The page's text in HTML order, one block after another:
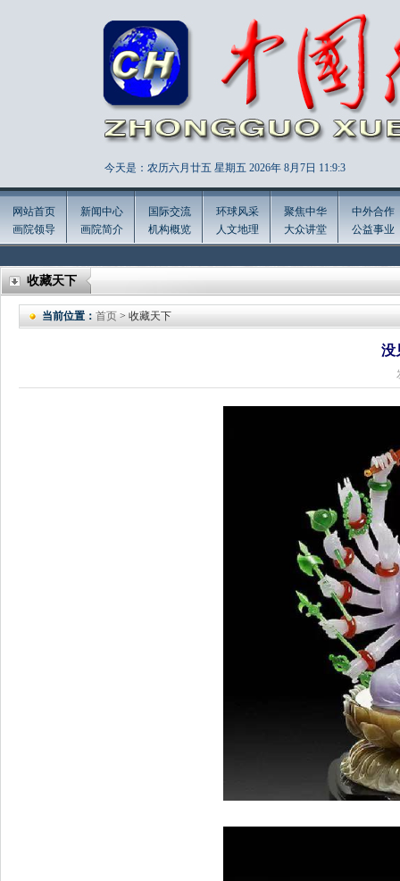
今天是：农历六月廿五 星期五 2026年 8月7日 11:9:5
网站首页
画院领导
新闻中心
画院简介
国际交流
机构概览
环球风采
人文地理
聚焦中华
大众讲堂
中外合作
公益事业
收藏天下
当前位置： 首页 > 收藏天下
没